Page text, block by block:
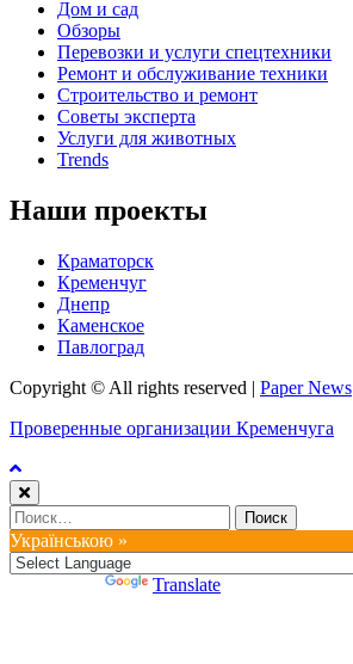
Дом и сад
Обзоры
Перевозки и услуги спецтехники
Ремонт и обслуживание техники
Строительство и ремонт
Советы эксперта
Услуги для животных
Trends
Наши проекты
Краматорск
Кременчуг
Днепр
Каменское
Павлоград
Copyright © All rights reserved | Paper News
Проверенные организации Кременчуга
Найти:
Українською »
Translate